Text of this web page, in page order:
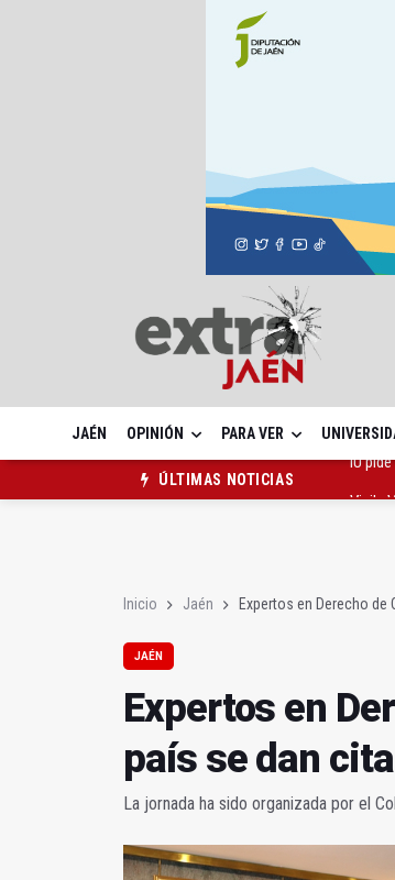
JAÉN OPINIÓN PARA VER
ÚLTIMAS NOTICIAS
Inicio Jaén Expertos en Derecho
JAÉN
Expertos en
país se dan
La jornada ha sido organizada por el